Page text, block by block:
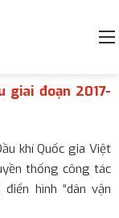
giai đoạn 2017-
khí Quốc gia Việt
thống công tác
hình “dân vận